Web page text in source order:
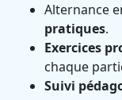
Alternance
pratiques.
Exercices
chaque
Suivi